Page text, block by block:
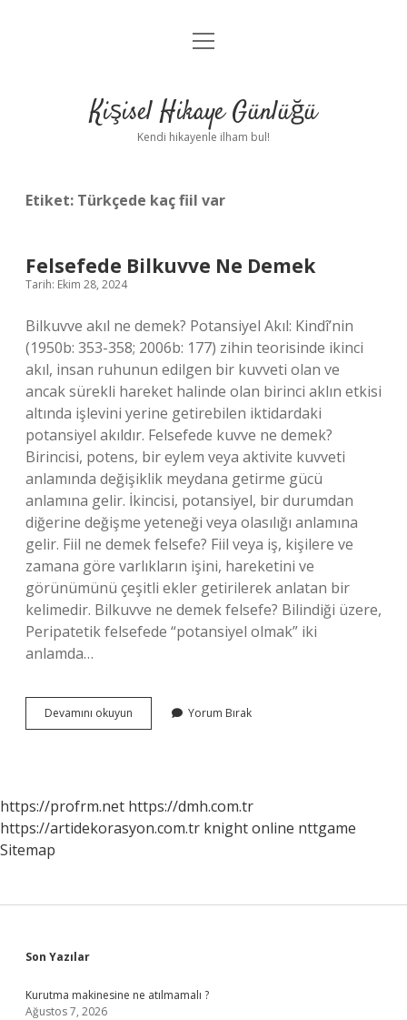
Anasayfa
Yasal Uyarı
menüyü
Kişisel Hikaye Günlüğü
Kendi hikayenle ilham bul!
Etiket: Türkçede kaç fiil var
Felsefede Bilkuvve Ne Demek
Tarih: Ekim 28, 2024
Bilkuvve akıl ne demek? Potansiyel Akıl: Kindî’nin
(1950b: 353-358; 2006b: 177) zihin teorisinde ikinci
akıl, insan ruhunun edilgen bir kuvveti olan ve
ancak sürekli hareket halinde olan birinci aklın etkisi
altında işlevini yerine getirebilen iktidardaki
potansiyel akıldır. Felsefede kuvve ne demek?
Birincisi, potens, bir eylem veya aktivite kuvveti
anlamında değişiklik meydana getirme gücü
anlamına gelir. İkincisi, potansiyel, bir durumdan
diğerine değişme yeteneği veya olasılığı anlamına
gelir. Fiil ne demek felsefe? Fiil veya iş, kişilere ve
zamana göre varlıkların işini, hareketini ve
görünümünü çeşitli ekler getirilerek anlatan bir
kelimedir. Bilkuvve ne demek felsefe? Bilindiği üzere,
Peripatetik felsefede “potansiyel olmak” iki
anlamda…
Devamını okuyun Felsefede
Bilkuvve
Yorum Bırak
https://profrm.net https://dmh.com.tr
https://artidekorasyon.com.tr knight online nttgame
Sitemap
Sidebar
Son Yazılar
Kurutma makinesine ne atılmamalı ?
Ağustos 7, 2026